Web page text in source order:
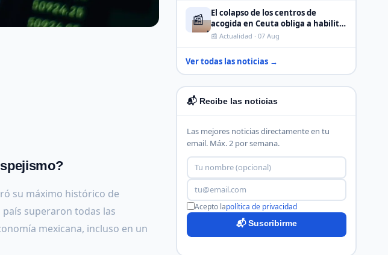
su máximo histórico de
superaron todas las
mexicana, incluso en un
📰
El colapso de los centros de
acogida en Ceuta obliga a habilitar
un colegio ante la saturación de
menores
📰 Actualidad · 07 Aug
Ver todas las noticias →
📬 Recibe las noticias
Las mejores noticias directamente en tu
email. Máx. 2 por semana.
Acepto lapolítica de privacidad
📬 Suscribirme